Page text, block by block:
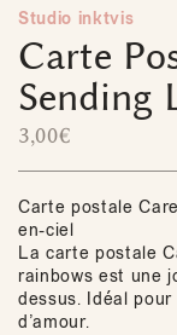
Studio inktvis
Carte
Sending
3,00€
Carte postale
en-ciel
La carte postale
rainbows est une
dessus. Idéal
d’amour.